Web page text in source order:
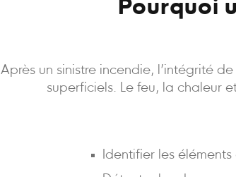
Pourquoi
Après un sinistre incendie, l’intégrité
superficiels. Le feu, la chaleur
Identifier les